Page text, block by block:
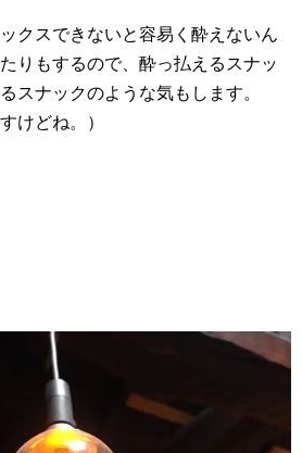
クスできないと容易く酔えないん
りもするので、酔っ払えるスナッ
スナックのような気もします。
けどね。）